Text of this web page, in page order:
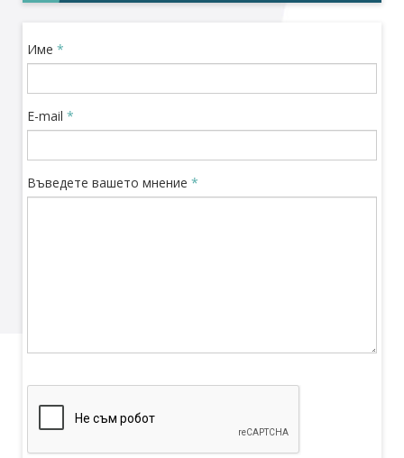
Име *
E-mail *
Въведете вашето мнение *